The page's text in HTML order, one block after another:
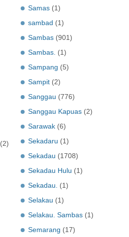
(2)
Samas (1)
sambad (1)
Sambas (901)
Sambas. (1)
Sampang (5)
Sampit (2)
Sanggau (776)
Sanggau Kapuas (2)
Sarawak (6)
Sekadaru (1)
Sekadau (1708)
Sekadau Hulu (1)
Sekadau.
(1)
Selakau (1)
Selakau. Sambas (1)
Semarang (17)